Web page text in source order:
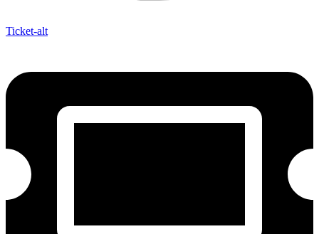
Ticket-alt